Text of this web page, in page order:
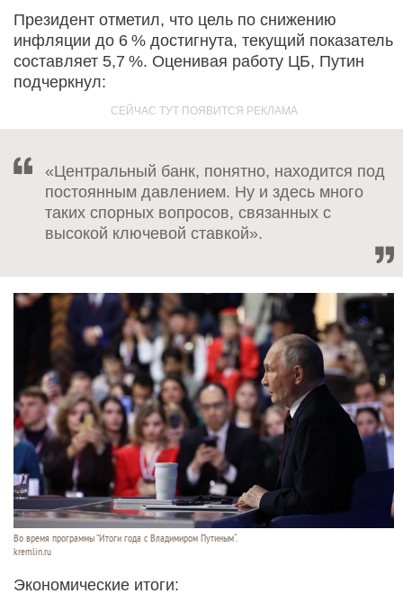
Президент отметил, что цель по снижению
инфляции до 6 % достигнута, текущий показатель
составляет 5,7 %. Оценивая работу ЦБ, Путин
подчеркнул:
«Центральный банк, понятно, находится под
постоянным давлением. Ну и здесь много
таких спорных вопросов, связанных с
высокой ключевой ставкой».
Во время программы ”Итоги года с Владимиром Путиным“.
kremlin.ru
Экономические итоги: